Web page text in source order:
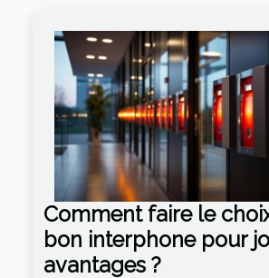
Comment faire le
bon interphone pour
avantages ?